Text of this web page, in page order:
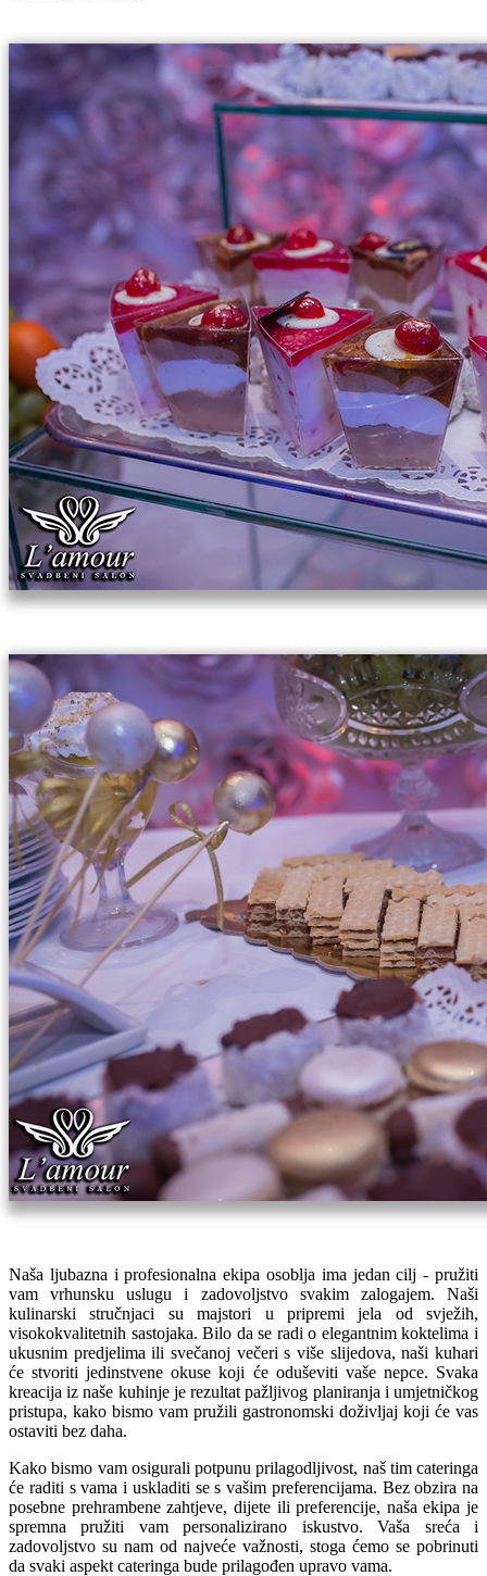
Naša ljubazna i profesionalna ekipa osoblja ima jedan cilj - pružiti
vam vrhunsku uslugu i zadovoljstvo svakim zalogajem. Naši
kulinarski stručnjaci su majstori u pripremi jela od svježih,
visokokvalitetnih sastojaka. Bilo da se radi o elegantnim koktelima i
ukusnim predjelima ili svečanoj večeri s više slijedova, naši kuhari
će stvoriti jedinstvene okuse koji će oduševiti vaše nepce. Svaka
kreacija iz naše kuhinje je rezultat pažljivog planiranja i umjetničkog
pristupa, kako bismo vam pružili gastronomski doživljaj koji će vas
ostaviti bez daha.
Kako bismo vam osigurali potpunu prilagodljivost, naš tim cateringa
će raditi s vama i uskladiti se s vašim preferencijama. Bez obzira na
posebne prehrambene zahtjeve, dijete ili preferencije, naša ekipa je
spremna pružiti vam personalizirano iskustvo. Vaša sreća i
zadovoljstvo su nam od najveće važnosti, stoga ćemo se pobrinuti
da svaki aspekt cateringa bude prilagođen upravo vama.